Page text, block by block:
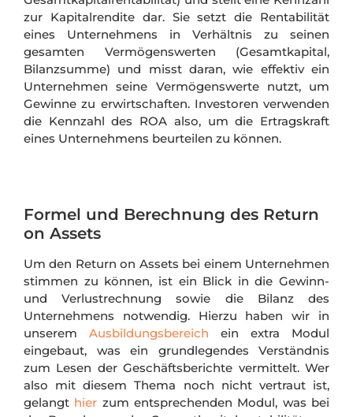
zur Kapitalrendite dar. Sie setzt die Rentabilität
eines Unternehmens in Verhältnis zu seinen
gesamten Vermögenswerten (Gesamtkapital,
Bilanzsumme) und misst daran, wie effektiv ein
Unternehmen seine Vermögenswerte nutzt, um
Gewinne zu erwirtschaften. Investoren verwenden
die Kennzahl des ROA also, um die Ertragskraft
eines Unternehmens beurteilen zu können.
Formel und Berechnung des Return
on Assets
Um den Return on Assets bei einem Unternehmen
stimmen zu können, ist ein Blick in die Gewinn-
und Verlustrechnung sowie die Bilanz des
Unternehmens notwendig. Hierzu haben wir in
unserem Ausbildungsbereich ein extra Modul
eingebaut, was ein grundlegendes Verständnis
zum Lesen der Geschäftsberichte vermittelt. Wer
also mit diesem Thema noch nicht vertraut ist,
gelangt hier zum entsprechenden Modul, was bei